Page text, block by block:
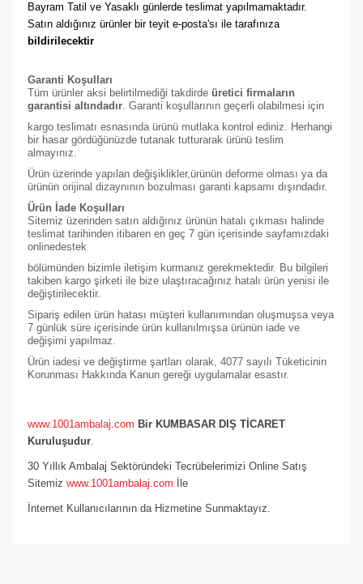
Bayram Tatil ve Yasaklı günlerde teslimat yapılmamaktadır.
Satın aldığınız ürünler bir teyit e-posta'sı ile tarafınıza
bildirilecektir
Garanti Koşulları
Tüm ürünler aksi belirtilmediği takdirde üretici firmaların
garantisi altındadır. Garanti koşullarının geçerli olabilmesi için
kargo teslimatı esnasında ürünü mutlaka kontrol ediniz. Herhangi
bir hasar gördüğünüzde tutanak tutturarak ürünü teslim
almayınız.
Ürün üzerinde yapılan değişiklikler,ürünün deforme olması ya da
ürünün orijinal dizaynının bozulması garanti kapsamı dışındadır.
Ürün İade Koşulları
Sitemiz üzerinden satın aldığınız ürünün hatalı çıkması halinde
teslimat tarihinden itibaren en geç 7 gün içerisinde sayfamızdaki
onlinedestek
bölümünden bizimle iletişim kurmanız gerekmektedir. Bu bilgileri
takiben kargo şirketi ile bize ulaştıracağınız hatalı ürün yenisi ile
değiştirilecektir.
Sipariş edilen ürün hatası müşteri kullanımından oluşmuşsa veya
7 günlük süre içerisinde ürün kullanılmışsa ürünün iade ve
değişimi yapılmaz.
Ürün iadesi ve değiştirme şartları olarak, 4077 sayılı Tüketicinin
Korunması Hakkında Kanun gereği uygulamalar esastır.
www.1001ambalaj.com Bir KUMBASAR DIŞ TİCARET
Kuruluşudur.
30 Yıllık Ambalaj Sektöründeki Tecrübelerimizi Online Satış
Sitemiz www.1001ambalaj.com İle
İnternet Kullanıcılarının da Hizmetine Sunmaktayız.